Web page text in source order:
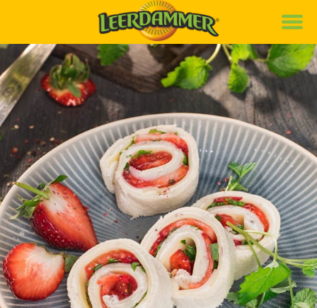
Marke
Rezepte
Produkte
News
Nachhaltigkeit
Karriere